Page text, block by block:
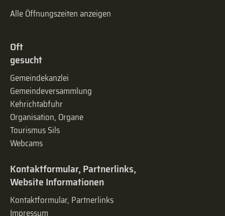
Alle Öffnungszeiten anzeigen
Oft
gesucht
Gemeindekanzlei
Gemeinde­versammlung
Kehrichtabfuhr
Organisation, Organe
Tourismus Sils
Webcams
Kontaktformular, Partnerlinks,
Website Informationen
Kontaktformular, Partnerlinks
Impressum